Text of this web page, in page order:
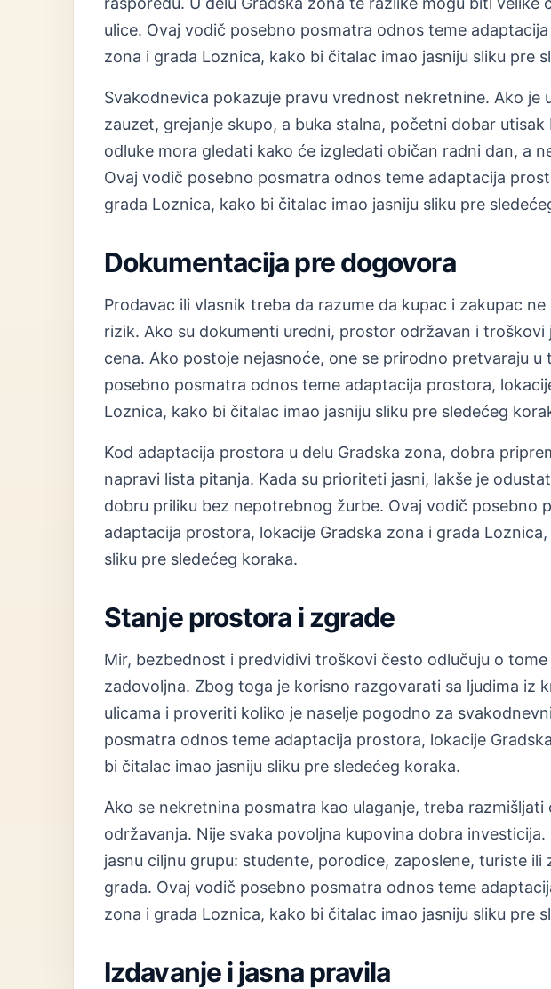
ulice. Ovaj vodič posebno posmatra odnos teme
zona i grada Loznica, kako bi čitalac imao jasniju sliku pre
Svakodnevica pokazuje pravu vrednost nekretnine. Ako je
zauzet, grejanje skupo, a buka stalna, početni dobar
odluke mora gledati kako će izgledati običan radni dan, a
Ovaj vodič posebno posmatra odnos teme adaptacija
grada Loznica, kako bi čitalac imao jasniju sliku pre
Dokumentacija pre dogovora
Prodavac ili vlasnik treba da razume da kupac i zakupac
rizik. Ako su dokumenti uredni, prostor održavan i troškovi
cena. Ako postoje nejasnoće, one se prirodno pretvaraju u
posebno posmatra odnos teme adaptacija prostora,
Loznica, kako bi čitalac imao jasniju sliku pre sledećeg
Kod adaptacija prostora u delu Gradska zona, dobra
napravi lista pitanja. Kada su prioriteti jasni, lakše je
dobru priliku bez nepotrebnog žurbe. Ovaj vodič posebno
adaptacija prostora, lokacije Gradska zona i grada
sliku pre sledećeg koraka.
Stanje prostora i zgrade
Mir, bezbednost i predvidivi troškovi često odlučuju o
zadovoljna. Zbog toga je korisno razgovarati sa ljudima iz
ulicama i proveriti koliko je naselje pogodno za
posmatra odnos teme adaptacija prostora, lokacije
bi čitalac imao jasniju sliku pre sledećeg koraka.
Ako se nekretnina posmatra kao ulaganje, treba
održavanja. Nije svaka povoljna kupovina dobra
jasnu ciljnu grupu: studente, porodice, zaposlene, turiste ili
grada. Ovaj vodič posebno posmatra odnos teme
zona i grada Loznica, kako bi čitalac imao jasniju sliku pre
Izdavanje i jasna pravila